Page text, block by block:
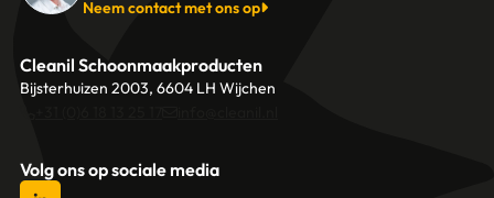
Neem contact met ons op
Cleanil Schoonmaakproducten
Bijsterhuizen 2003, 6604 LH Wijchen
Volg ons op sociale media